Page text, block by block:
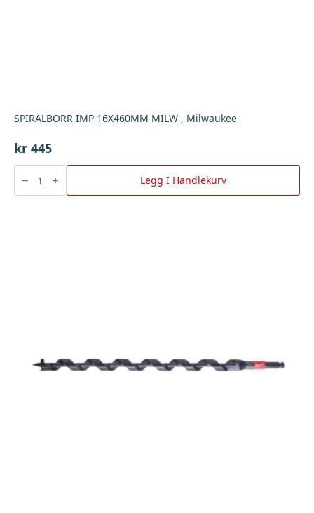
SPIRALBORR IMP 16X460MM MILW , Milwaukee
kr 445
SPIRALBORR
16X460MM
MILW
Legg I Handlekurv